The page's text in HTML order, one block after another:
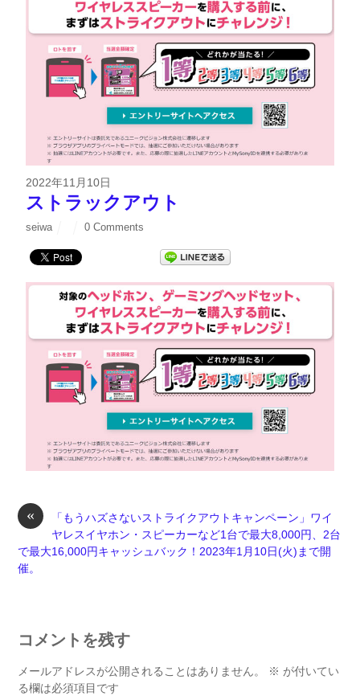
2022年11月10日
ストラックアウト
seiwa 0 Comments
«
「もうハズさないストライクアウトキャンペーン」ワイ
ヤレスイヤホン・スピーカーなど1台で最大8,000円、2台
で最大16,000円キャッシュバック！2023年1月10日(火)まで開
催。
コメントを残す
メールアドレスが公開されることはありません。 ※ が付いてい
る欄は必須項目です